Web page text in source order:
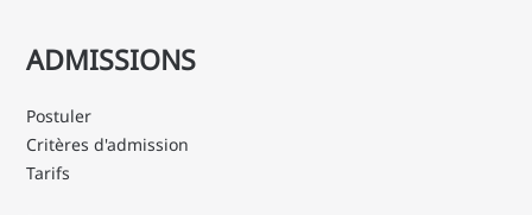
ADMISSIONS
Postuler
Critères d'admission
Tarifs